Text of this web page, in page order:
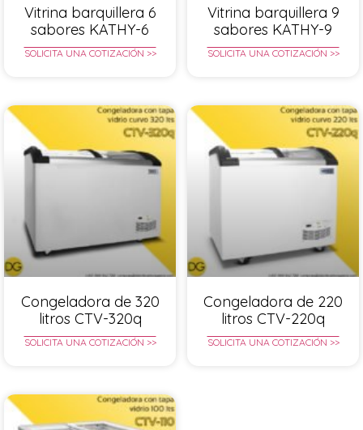
Vitrina barquillera 6
sabores KATHY-6
SOLICITA UNA COTIZACIÓN >>
Vitrina barquillera 9
sabores KATHY-9
SOLICITA UNA COTIZACIÓN >>
Congeladora de 320
litros CTV-320q
SOLICITA UNA COTIZACIÓN >>
Congeladora de 220
litros CTV-220q
SOLICITA UNA COTIZACIÓN >>